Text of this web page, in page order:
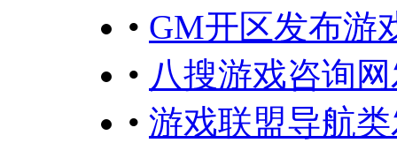
• GM开区发布游
• 八搜游戏咨询
• 游戏联盟导航